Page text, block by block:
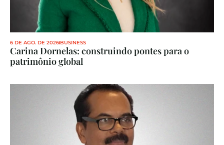
6 DE AGO. DE 2026 BUSINESS
Carina Dornelas: construindo pontes para o
patrimônio global